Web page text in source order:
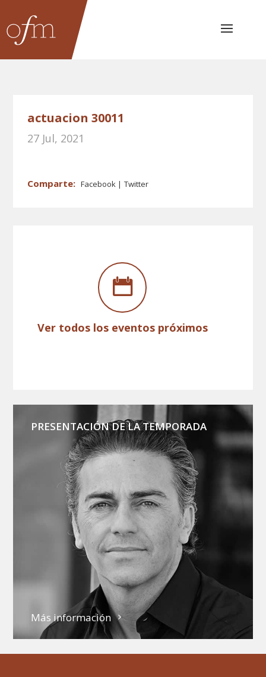
actuacion 30011
27 Jul, 2021
Facebook Twitter
Ver todos los eventos próximos
PRESENTACIÓN DE LA TEMPORADA
Más información